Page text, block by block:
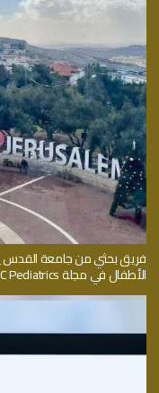
فريق بحثي من جامعة
الأطفال في مجلة BMC Pediatrics